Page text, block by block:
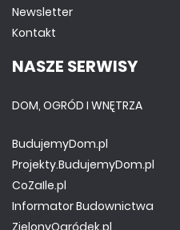
Newsletter
Kontakt
NASZE SERWISY
DOM, OGRÓD I WNĘTRZA
BudujemyDom.pl
Projekty.BudujemyDom.pl
CoZaIle.pl
Informator Budownictwa
ZielonyOgródek.pl